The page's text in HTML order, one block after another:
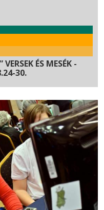
ÉS MESÉK -
30.